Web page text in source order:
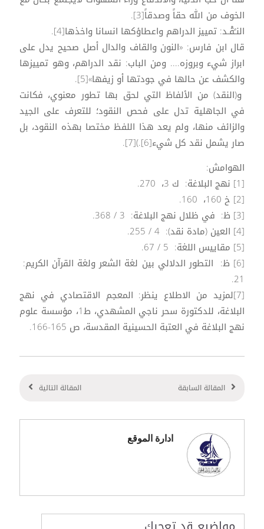
الخوف من الله حقاً وصدقاً[3].
النـًقْـد: تمييز الدراهم واعطاؤكها انسانا واخذها[4].
قال ابن فارس: «النون والقاف والدال أصل صحيح يدل على
ابراز شيء وبروزه.... ومن الباب: نقد الدراهم، وهو تمييزها
والكشف عن حالها في جودتها أو زيفها»[5].
و(النقد) من الألفاظ التي لحق بها تطور معنوي، فكانت
في الجاهلية تدل على فحص النقود؛ للتعرف على الجيد
والزائف منها، ولم يعد هذا اللفظ مختصا بهذه النقود، بل
صار يشمل نقد كل شيء[6].)[7].
الهوامش:
[1] نهج البلاغة: ك 3، 270.
[2] خ 160، 160.
[3] ظ: في ظلال نهج البلاغة: 3 / 368.
[4] العين (مادة نقد): 4 / 255.
[5] مقاييس اللغة: 5 / 67.
[6] ظ: التطور الدلالي بين لغة الشعر ولغة القرآن الكريم:
21.
[7]لمزيد من الاطلاع ينظر: المعجم الاقتصادي في نهج
البلاغة، للدكتورة سحر ناجي المشهدي، ط1، مؤسسة علوم
نهج البلاغة في العتبة الحسينية المقدسة، ص 165-166.
المقالة السابقة المقالة التالية
ادارة الموقع